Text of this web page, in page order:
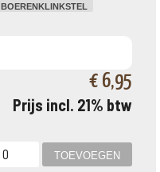
BOERENKLINKSTEL
€ 6,95
Prijs incl. 21% btw